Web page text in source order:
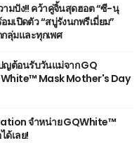
ามปัง!! คว้าคู่จิ้นสุดฮอต “ซี-นุ
มเปิดตัว “สบู่รังนกพรีเมี่ยม”
ลุ่มและทุกเพศ
ต้อนรับวันแม่จาก GQ
Mask Mother's Day
จำหน่าย GQWhite™
ด้เลย!